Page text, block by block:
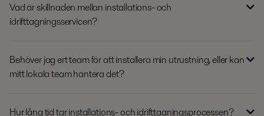
Vad är skillnaden mellan installations- och
idrifttagningsservicen?
Behöver jag ert team för att installera min utrustning, eller kan
mitt lokala team hantera det?
Hur lång tid tar installations- och idrifttagningsprocessen?